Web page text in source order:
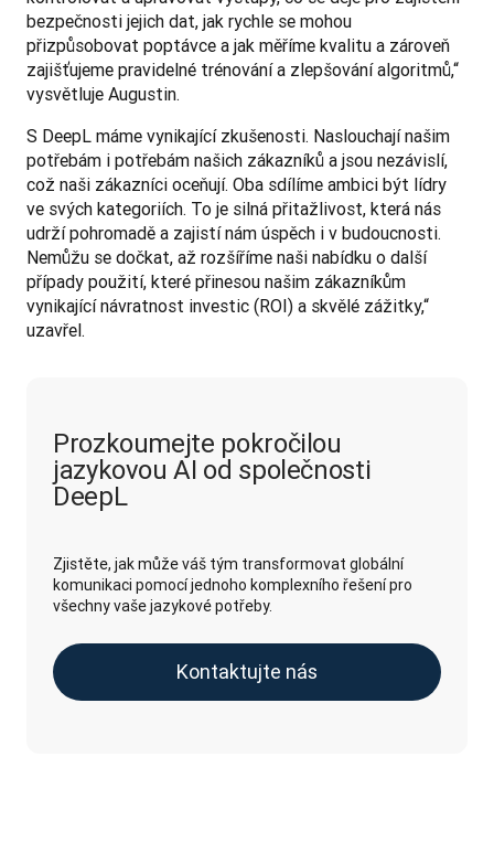
bezpečnosti jejich dat, jak rychle se mohou
přizpůsobovat poptávce a jak měříme kvalitu a zároveň
zajišťujeme pravidelné trénování a zlepšování algoritmů,“
vysvětluje Augustin.
S DeepL máme vynikající zkušenosti. Naslouchají našim
potřebám i potřebám našich zákazníků a jsou nezávislí,
což naši zákazníci oceňují. Oba sdílíme ambici být lídry
ve svých kategoriích. To je silná přitažlivost, která nás
udrží pohromadě a zajistí nám úspěch i v budoucnosti.
Nemůžu se dočkat, až rozšíříme naši nabídku o další
případy použití, které přinesou našim zákazníkům
vynikající návratnost investic (ROI) a skvělé zážitky,“
uzavřel.
Prozkoumejte pokročilou
jazykovou AI od společnosti
DeepL
Zjistěte, jak může váš tým transformovat globální
komunikaci pomocí jednoho komplexního řešení pro
všechny vaše jazykové potřeby.
Kontaktujte nás